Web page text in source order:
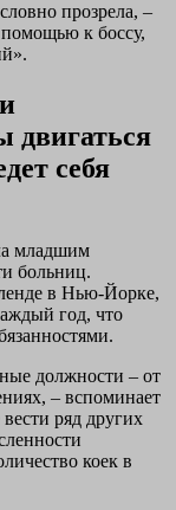
прозрела, –
помощью к боссу,
двигаться
себя
младшим
больниц.
в Нью-Йорке,
год, что
должности – от
– вспоминает
ряд других
коек в